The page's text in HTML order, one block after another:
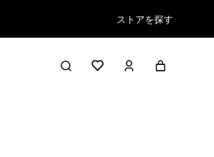
ストアを探す